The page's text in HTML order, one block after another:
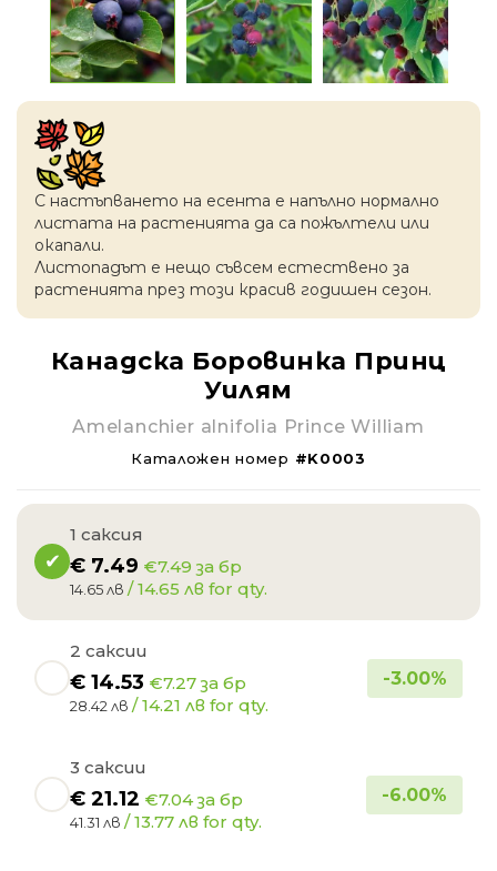
С настъпването на есентa е напълно нормално
листата на растенията да са пожълтели или
окапaли.
Листопадът е нещо съвсем естествено за
растенията през този красив годишен сезон.
Канадска Боровинка Принц
Уилям
Amelanchier alnifolia Prince William
Каталожен номер #K0003
1 саксия
€ 7.49 €7.49 за бр
14.65 лв / 14.65 лв for qty.
2 саксии
€ 14.53 €7.27 за бр
28.42 лв / 14.21 лв for qty.
-3.00%
3 саксии
€ 21.12 €7.04 за бр
41.31 лв / 13.77 лв for qty.
-6.00%